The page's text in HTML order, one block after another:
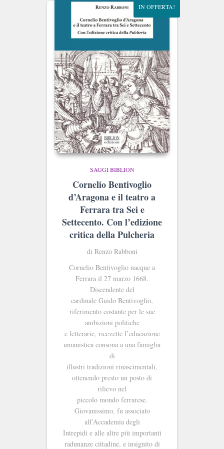
IN OFFERTA!
SAGGI BIBLION
Cornelio Bentivoglio
d’Aragona e il teatro a
Ferrara tra Sei e
Settecento. Con l’edizione
critica della Pulcheria
di Renzo Rabboni
Cornelio Bentivoglio nacque a
Ferrara il 27 marzo 1668.
Discendente del
cardinale Guido Bentivoglio,
riferimento costante per le sue
ambizioni politiche
e letterarie, ricevette l’educazione
umanistica consona a una famiglia
di
illustri tradizioni rinascimentali,
ottenendo presto un posto di
rilievo nel
piccolo mondo ferrarese.
Giovanissimo, fu associato
all’Accademia degli
Intrepidi e alle altre più importanti
radunanze cittadine, e insignito di